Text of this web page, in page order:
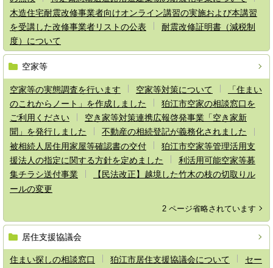
木造住宅耐震改修事業者向けオンライン講習の実施および本講習
を受講した改修事業者リストの公表
耐震改修証明書（減税制
度）について
空家等
空家等の実態調査を行います 空家等対策について
「住まい
のこれからノート」を作成しました
狛江市空家の相談窓口を
ご利用ください
空き家等対策連携広報啓発事業「空き家新
聞」を発行しました
不動産の相続登記が義務化されました
被相続人居住用家屋等確認書の交付
狛江市空家等管理活用支
援法人の指定に関する方針を定めました
利活用可能空家等募
集チラシ送付事業
【民法改正】越境した竹木の枝の切取りル
ールの変更
2 ページ省略されています
居住支援協議会
住まい探しの相談窓口 狛江市居住支援協議会について
セー